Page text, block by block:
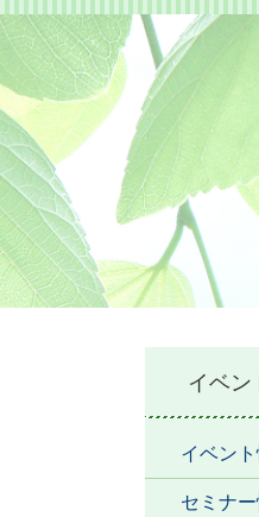
イベン
イベン
セミナ